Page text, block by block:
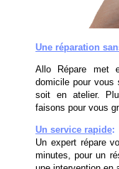
Une réparation
Allo Répare met
domicile pour vous
soit en atelier.
faisons pour vous
Un service rapide:
Un expert répare
minutes, pour un